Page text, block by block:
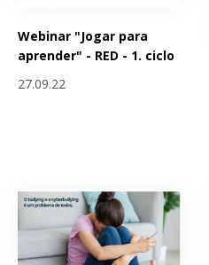
Webinar "Jogar para
aprender" - RED - 1. ciclo
27.09.22